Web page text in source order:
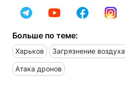
Больше по теме:
Харьков Загрязнение воздуха
Атака дронов